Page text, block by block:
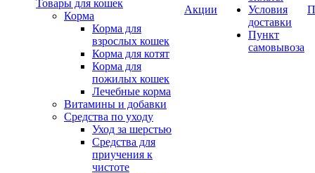
Товары для кошек
Корма
Корма для
взрослых кошек
Корма для котят
Корма для
пожилых кошек
Лечебные корма
Витамины и добавки
Средства по уходу
Уход за шерстью
Средства для
приучения к
чистоте
Акции
Условия
доставки
Пункт
самовывоза